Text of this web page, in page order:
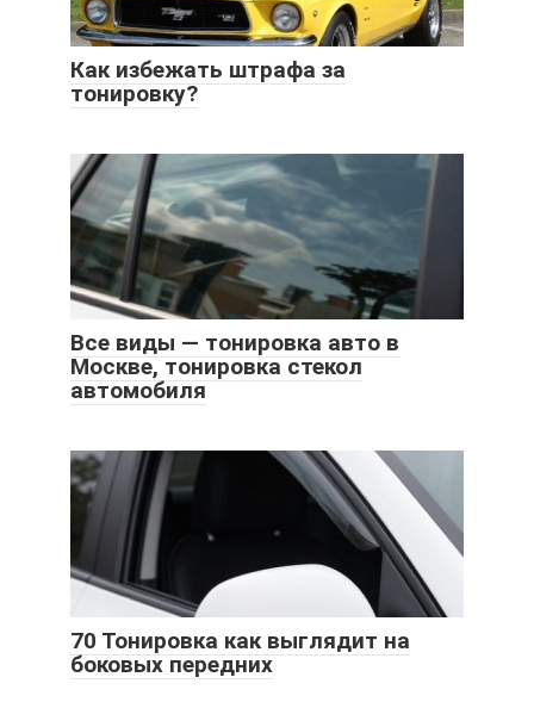
Как избежать штрафа за
тонировку?
Все виды — тонировка авто в
Москве, тонировка стекол
автомобиля
70 Тонировка как выглядит на
боковых передних